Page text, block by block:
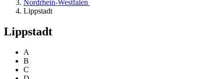
Nordrhein-Westfalen
Lippstadt
Lippstadt
A
B
C